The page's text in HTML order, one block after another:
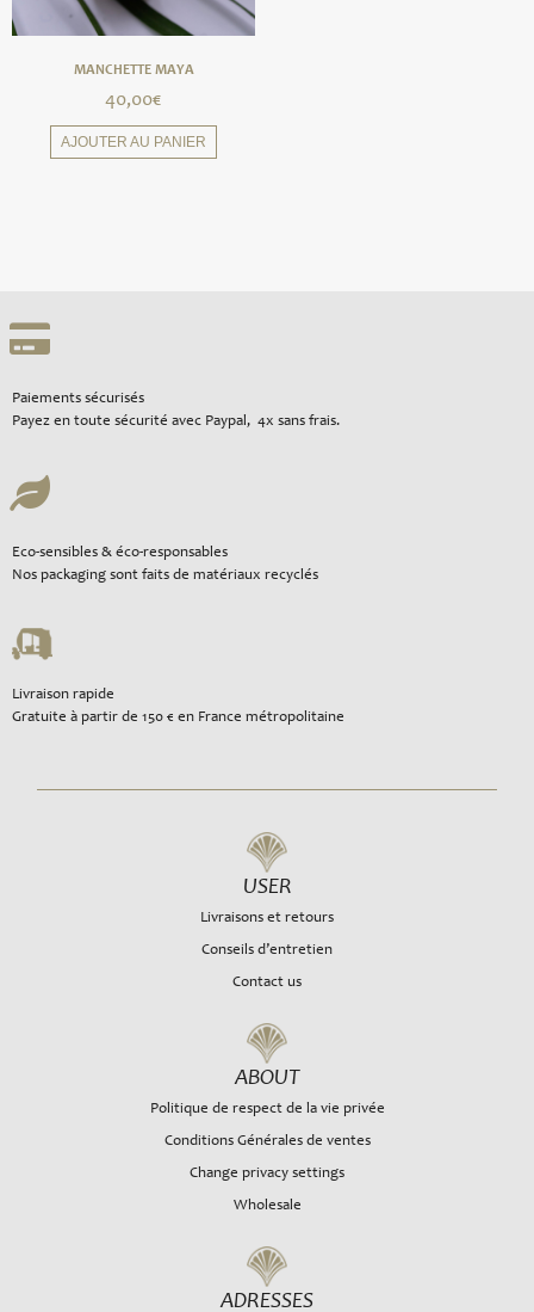
MANCHETTE MAYA
40,00€
AJOUTER AU PANIER
Paiements sécurisés
Payez en toute sécurité avec Paypal, 4x sans frais.
Eco-sensibles & éco-responsables
Nos packaging sont faits de matériaux recyclés
Livraison rapide
Gratuite à partir de 150 € en France métropolitaine
USER
Livraisons et retours
Conseils d’entretien
Contact us
ABOUT
Politique de respect de la vie privée
Conditions Générales de ventes
Change privacy settings
Wholesale
ADRESSES